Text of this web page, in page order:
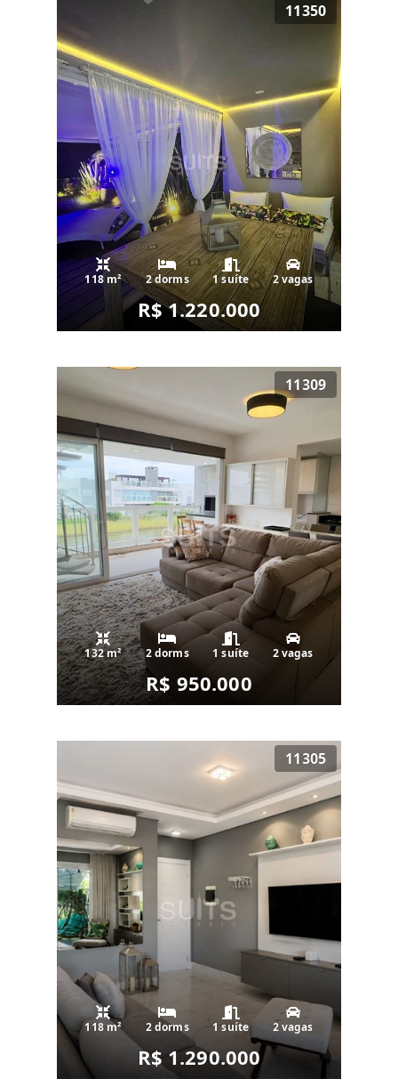
11350
118 m² 2 dorms 1 suíte 2 vagas
R$ 1.220.000
11309
132 m² 2 dorms 1 suíte 2 vagas
R$ 950.000
11305
118 m² 2 dorms 1 suíte 2 vagas
R$ 1.290.000